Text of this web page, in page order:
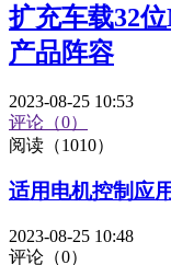
扩充车载32
产品阵容
2023-08-25 10:53
评论（0）
阅读（1010）
适用电机控制应
2023-08-25 10:48
评论（0）